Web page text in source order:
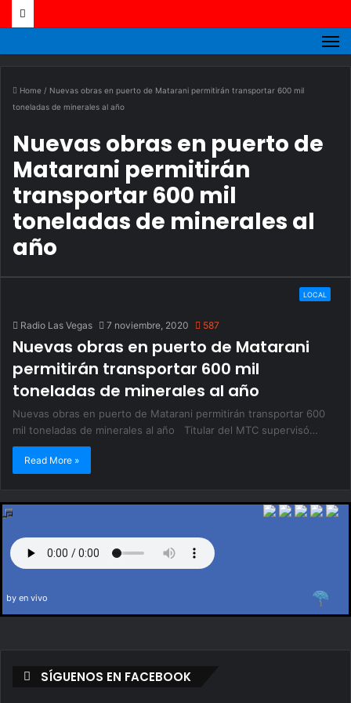
Home / Nuevas obras en puerto de Matarani permitirán transportar 600 mil
toneladas de minerales al año
Nuevas obras en puerto de
Matarani permitirán
transportar 600 mil
toneladas de minerales al
año
LOCAL
Radio Las Vegas 7 noviembre, 2020 587
Nuevas obras en puerto de Matarani
permitirán transportar 600 mil
toneladas de minerales al año
Nuevas obras en puerto de Matarani permitirán transportar 600
mil toneladas de minerales al año Titular del MTC supervisó…
Read More »
by en vivo
SÍGUENOS EN FACEBOOK